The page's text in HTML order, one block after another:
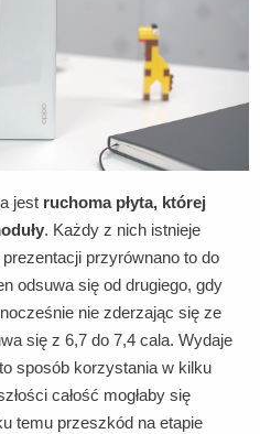
jest ruchoma płyta, której
. Każdy z nich istnieje
przyrównano to do
odsuwa się od drugiego, gdy
nie zderzając się ze
się z 6,7 do 7,4 cala. Wydaje
sposób korzystania w kilku
całość mogłaby się
temu przeszkód na etapie